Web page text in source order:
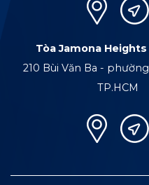
Tòa Jamona Heights
210 Bùi Văn Ba -
TP.HCM